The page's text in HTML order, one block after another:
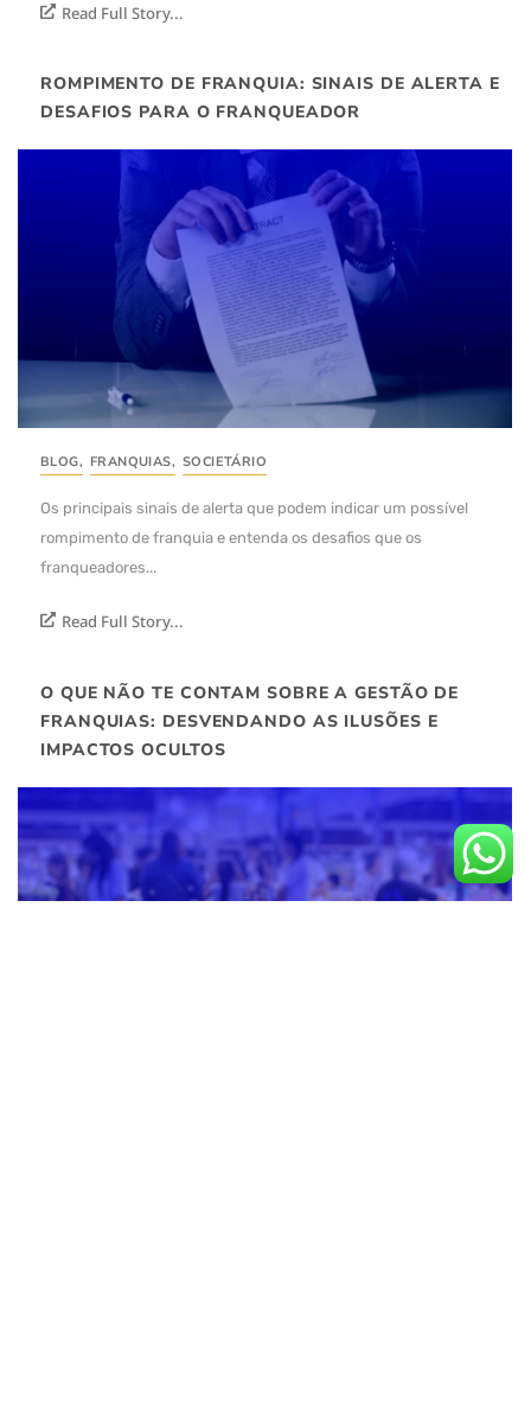
Read Full Story...
ROMPIMENTO DE FRANQUIA: SINAIS DE ALERTA E
DESAFIOS PARA O FRANQUEADOR
BLOG, FRANQUIAS, SOCIETÁRIO
Os principais sinais de alerta que podem indicar um possível
rompimento de franquia e entenda os desafios que os
franqueadores...
Read Full Story...
O QUE NÃO TE CONTAM SOBRE A GESTÃO DE
FRANQUIAS: DESVENDANDO AS ILUSÕES E
IMPACTOS OCULTOS